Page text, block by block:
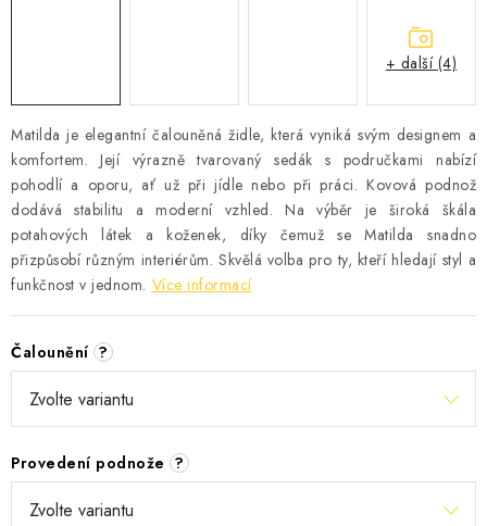
Matilda je elegantní čalouněná židle, která vyniká svým designem a
komfortem. Její výrazně tvarovaný sedák s područkami nabízí
pohodlí a oporu, ať už při jídle nebo při práci. Kovová podnož
dodává stabilitu a moderní vzhled. Na výběr je široká škála
potahových látek a koženek, díky čemuž se Matilda snadno
přizpůsobí různým interiérům. Skvělá volba pro ty, kteří hledají styl a
funkčnost v jednom. Více informací
Čalounění ?
Provedení podnože ?
+ další (4)